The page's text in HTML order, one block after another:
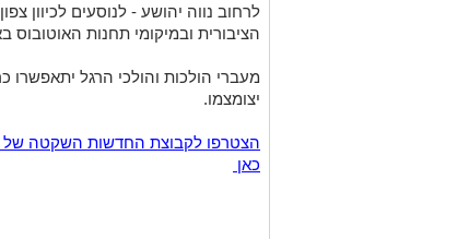
לרחוב נווה יהושע - לנוסעים לכיוון
הציבורית ובמיקומי תחנות האוטובוס
מעברי הולכות והולכי הרגל יתאפשרו
יצומצמו.
כאן